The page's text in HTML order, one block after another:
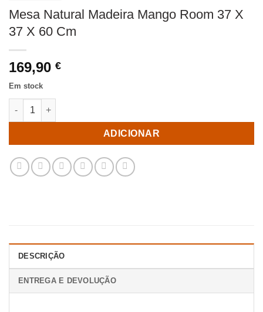
Mesa Natural Madeira Mango Room 37 X
37 X 60 Cm
169,90 €
Em stock
Quantidade de Mesa Natural Madeira Mango Room 37 X 37 X
ADICIONAR
DESCRIÇÃO
ENTREGA E DEVOLUÇÃO